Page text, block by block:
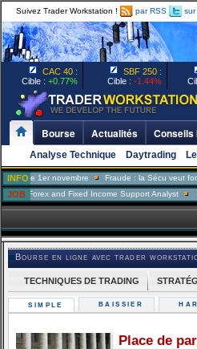
Suivez Trader Workstation ! par RSS sur
CAC 40 :
Cible : +0.77%
SBF 250 :
Cible : -1.44%
Bourse Actualités
Analyse Technique Daytrading
INFO Fraude : la Sécu veut former ses
JOBFixed Income Support Analyst Derivatives
Bourse en ligne avec trader
TECHNIQUES DE TRADING
SIMPLE BAISSIER
Place de